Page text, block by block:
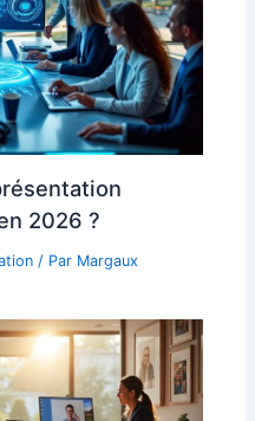
2026 ?
/ Par Margaux